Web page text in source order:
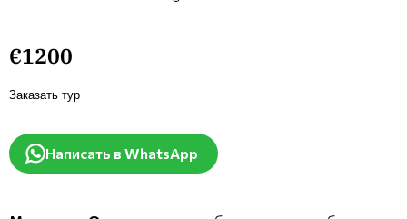
€1200
Заказать тур
Написать в WhatsApp